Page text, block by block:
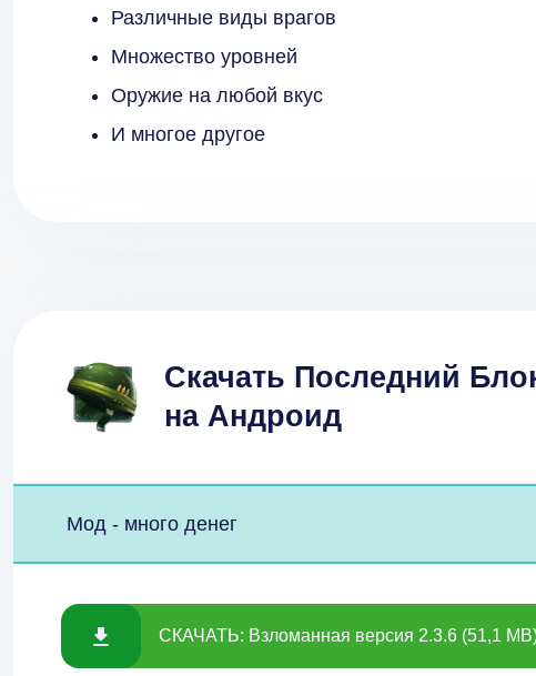
Различные виды врагов
Множество уровней
Оружие на любой вкус
И многое другое
Скачать Последний
на Андроид
Мод - много денег
СКАЧАТЬ: Взломанная версия 2.3.6 (51,1